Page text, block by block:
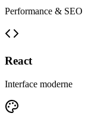
Performance & SEO
React
Interface moderne